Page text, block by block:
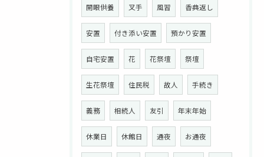
開眼供養 叉手 風習 香典返し
安置 付き添い安置 預かり安置
自宅安置 花 花祭壇 祭壇
生花祭壇 住民税 故人 手続き
義務 相続人 友引 年末年始
休業日 休館日 通夜 お通夜